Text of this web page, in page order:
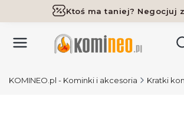
Ktoś ma taniej? Negocjuj
Darmowa dostawa już od
KOMINEO.pl - Kominki i akcesoria Kratki